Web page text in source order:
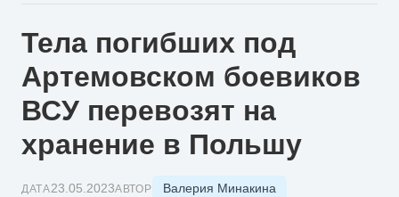
Тела погибших под
Артемовском боевиков
ВСУ перевозят на
хранение в Польшу
ДАТА23.05.2023АВТОР Валерия Минакина